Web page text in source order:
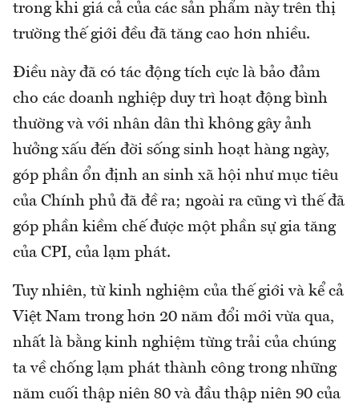
trong khi giá cả của các sản phẩm này trên thị
trường thế giới đều đã tăng cao hơn nhiều.
Điều này đã có tác động tích cực là bảo đảm
cho các doanh nghiệp duy trì hoạt động bình
thường và với nhân dân thì không gây ảnh
hưởng xấu đến đời sống sinh hoạt hàng ngày,
góp phần ổn định an sinh xã hội như mục tiêu
của Chính phủ đã đề ra; ngoài ra cũng vì thế đã
góp phần kiềm chế được một phần sự gia tăng
của CPI, của lạm phát.
Tuy nhiên, từ kinh nghiệm của thế giới và kể cả
Việt Nam trong hơn 20 năm đổi mới vừa qua,
nhất là bằng kinh nghiệm từng trải của chúng
ta về chống lạm phát thành công trong những
năm cuối thập niên 80 và đầu thập niên 90 của